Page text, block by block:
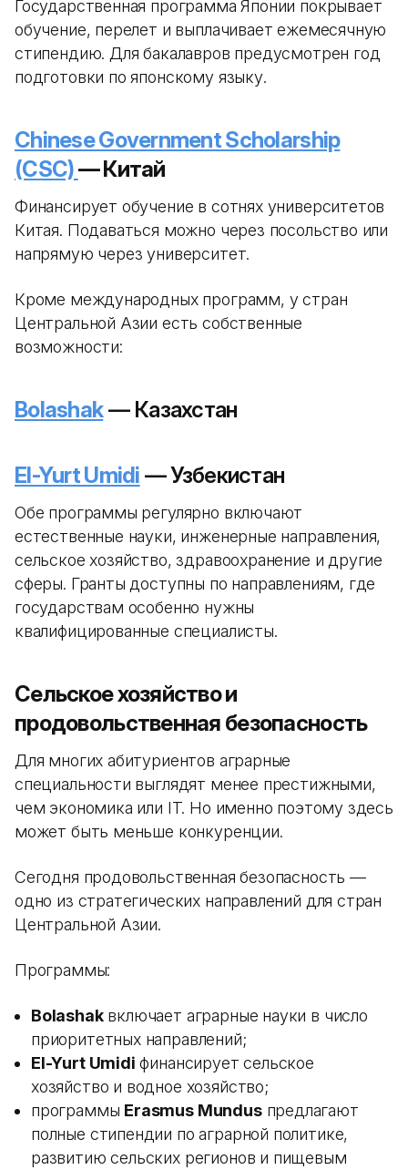
Государственная программа Японии покрывает
обучение, перелет и выплачивает ежемесячную
стипендию. Для бакалавров предусмотрен год
подготовки по японскому языку.
Chinese Government Scholarship
(CSC)— Китай
Финансирует обучение в сотнях университетов
Китая. Подаваться можно через посольство или
напрямую через университет.
Кроме международных программ, у стран
Центральной Азии есть собственные
возможности:
Bolashak— Казахстан
El-Yurt Umidi — Узбекистан
Обе программы регулярно включают
естественные науки, инженерные направления,
сельское хозяйство, здравоохранение и другие
сферы. Гранты доступны по направлениям, где
государствам особенно нужны
квалифицированные специалисты.
Сельское хозяйство и
продовольственная безопасность
Для многих абитуриентов аграрные
специальности выглядят менее престижными,
чем экономика или IT. Но именно поэтому здесь
может быть меньше конкуренции.
Сегодня продовольственная безопасность —
одно из стратегических направлений для стран
Центральной Азии.
Программы:
Bolashakвключает аграрные науки в число
приоритетных направлений;
El-Yurt Umidi финансирует сельское
хозяйство и водное хозяйство;
программы Erasmus Mundusпредлагают
полные стипендии по аграрной политике,
развитию сельских регионов и пищевым